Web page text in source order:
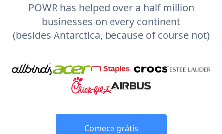
POWR has helped over a half million
businesses on every continent
(besides Antarctica, because of course not)
Comece grátis